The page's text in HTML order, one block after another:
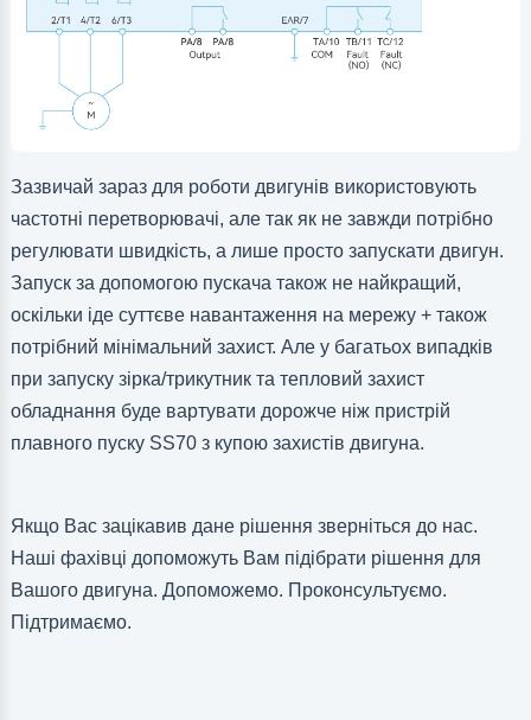
Зазвичай зараз для роботи двигунів використовують
частотні перетворювачі, але так як не завжди потрібно
регулювати швидкість, а лише просто запускати двигун.
Запуск за допомогою пускача також не найкращий,
оскільки іде суттєве навантаження на мережу + також
потрібний мінімальний захист. Але у багатьох випадків
при запуску зірка/трикутник та тепловий захист
обладнання буде вартувати дорожче ніж пристрій
плавного пуску SS70 з купою захистів двигуна.
Якщо Вас зацікавив дане рішення зверніться до нас.
Наші фахівці допоможуть Вам підібрати рішення для
Вашого двигуна. Допоможемо. Проконсультуємо.
Підтримаємо.